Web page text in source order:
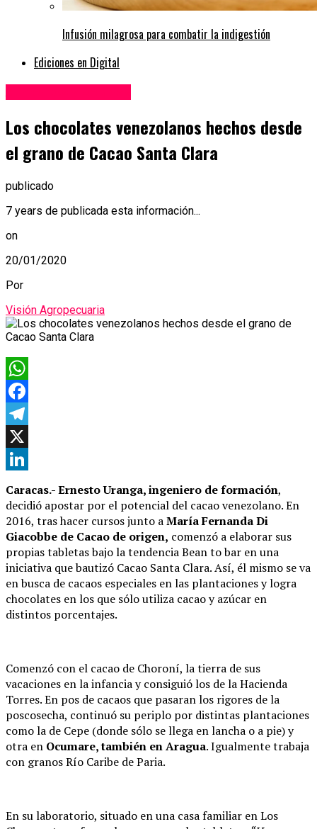
Infusión milagrosa para combatir la indigestión
Ediciones en Digital
Los chocolates venezolanos hechos desde
el grano de Cacao Santa Clara
publicado
7 years de publicada esta información...
on
20/01/2020
Por
Visión Agropecuaria
WhatsApp
Facebook
Telegram
X
Caracas.- Ernesto Uranga, ingeniero de formación,
decidió apostar por el potencial del cacao venezolano. En
2016, tras hacer cursos junto aMaría Fernanda Di
Giacobbe de Cacao de origen, comenzó a elaborar sus
propias tabletas bajo la tendencia Bean to bar en una
iniciativa que bautizó Cacao Santa Clara. Así, él mismo se va
en busca de cacaos especiales en las plantaciones y logra
chocolates en los que sólo utiliza cacao y azúcar en
distintos porcentajes.
Comenzó con el cacao de Choroní, la tierra de sus
vacaciones en la infancia y consiguió los de la Hacienda
Torres. En pos de cacaos que pasaran los rigores de la
poscosecha, continuó su periplo por distintas plantaciones
como la de Cepe (donde sólo se llega en lancha o a pie) y
otra en Ocumare, también en Aragua. Igualmente trabaja
con granos Río Caribe de Paria.
En su laboratorio, situado en una casa familiar en Los